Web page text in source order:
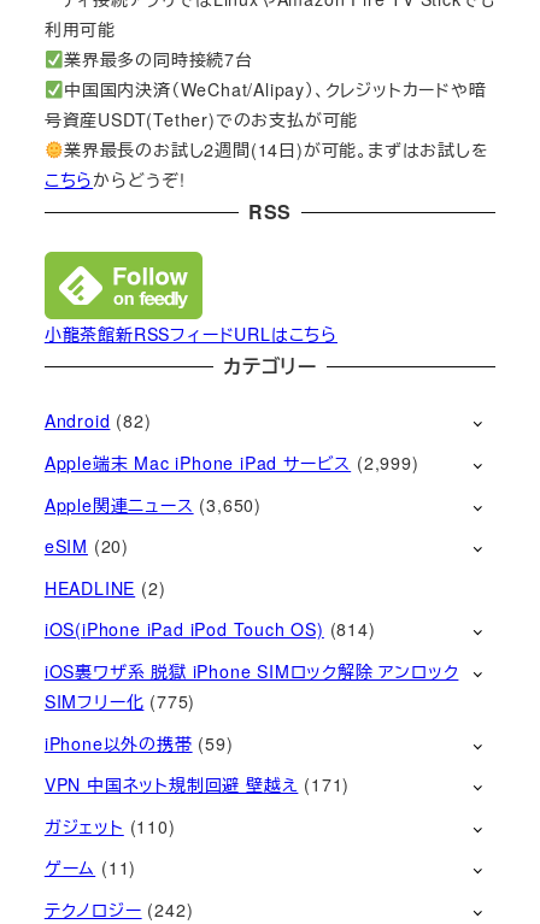
利用可能
業界最多の同時接続7台
中国国内決済（WeChat/Alipay）、クレジットカードや暗
号資産USDT(Tether)でのお支払が可能
業界最長のお試し2週間(14日)が可能。まずはお試しを
こちらからどうぞ!
RSS
小龍茶館新RSSフィードURLはこちら
カテゴリー
Android (82)
Apple端末 Mac iPhone iPad サービス (2,999)
Apple関連ニュース (3,650)
eSIM (20)
HEADLINE (2)
iOS(iPhone iPad iPod Touch OS) (814)
iOS裏ワザ系 脱獄 iPhone SIMロック解除 アンロック
SIMフリー化 (775)
iPhone以外の携帯 (59)
VPN 中国ネット規制回避 壁越え (171)
ガジェット (110)
ゲーム (11)
テクノロジー (242)